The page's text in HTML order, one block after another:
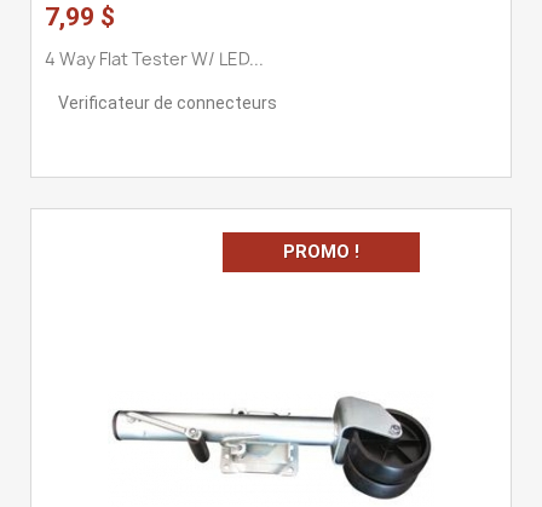
7,99 $
4 Way Flat Tester W/ LED...
Verificateur de connecteurs
PROMO !